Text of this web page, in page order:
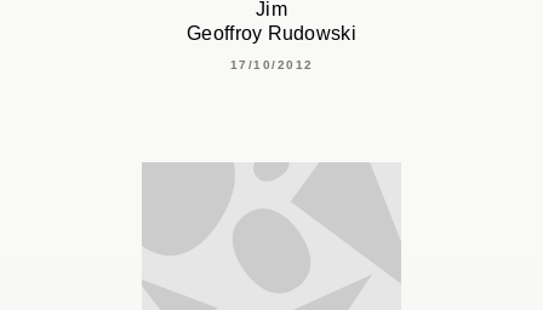
Jim
Geoffroy Rudowski
17/10/2012